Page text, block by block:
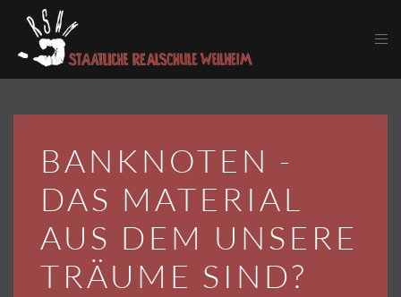
Skip to main content
BANKNOTEN -
DAS MATERIAL
AUS DEM UNSERE
TRÄUME SIND?